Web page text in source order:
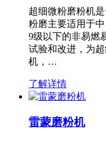
超细微粉磨粉机
粉磨主要适用于
9级以下的非易燃
试验和改进，为
机，…
了解详情
雷蒙磨粉机